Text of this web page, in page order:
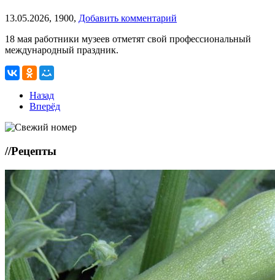
13.05.2026, 1900, Добавить комментарий
18 мая работники музеев отметят свой профессиональный
международный праздник.
Назад
Вперёд
//Рецепты